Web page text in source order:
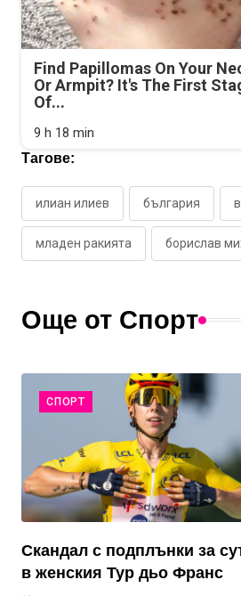
Find Papillomas On Your
Or Armpit? It's The First
Of...
9 h 18 min
Тагове:
илиан илиев българия
младен ракията борислав
Още от Спорт
СПОРТ
Скандал с подплънки за
в женския Тур дьо Франс